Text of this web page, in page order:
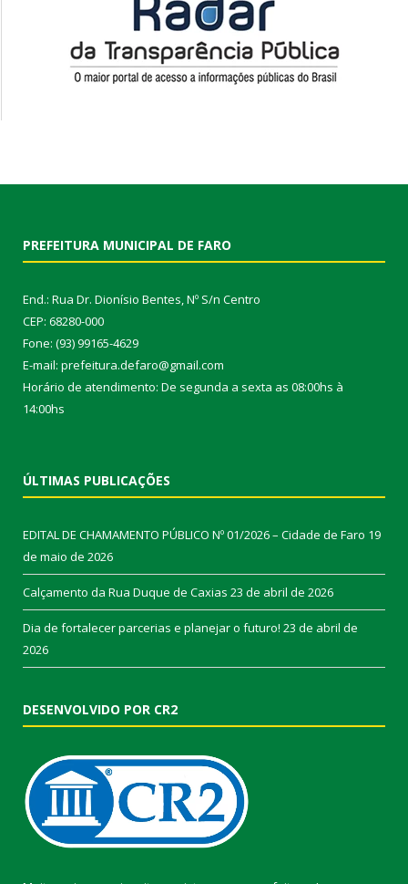
PREFEITURA MUNICIPAL DE FARO
End.: Rua Dr. Dionísio Bentes, Nº S/n Centro
CEP: 68280-000
Fone: (93) 99165-4629
E-mail: prefeitura.defaro@gmail.com
Horário de atendimento: De segunda a sexta as 08:00hs à
14:00hs
ÚLTIMAS PUBLICAÇÕES
EDITAL DE CHAMAMENTO PÚBLICO Nº 01/2026 – Cidade de Faro 19
de maio de 2026
Calçamento da Rua Duque de Caxias 23 de abril de 2026
Dia de fortalecer parcerias e planejar o futuro! 23 de abril de
2026
DESENVOLVIDO POR CR2